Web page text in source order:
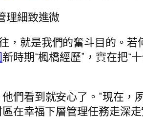
理細致進微
，就是我們的奮斗目的。
新時期“楓橋經歷”，實在把“
們看到就安心了。”現在
在幸福下層管理任務走深